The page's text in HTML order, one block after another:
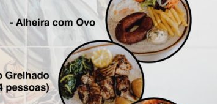
OPINIÃO E CRÓNICAS
Matraquilhos… Autor:
Fernando Roldão
6 de Agosto de 2026